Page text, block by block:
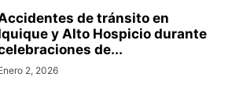
de tránsito en
y Alto Hospicio durante
de...
2, 2026